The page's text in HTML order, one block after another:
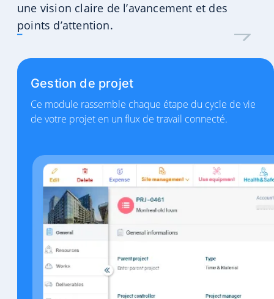
une vision claire de l’avancement et des
points d’attention.
Gestion de projet
Ce module rassemble chaque étape du cycle de vie
de votre projet en un flux de travail connecté.